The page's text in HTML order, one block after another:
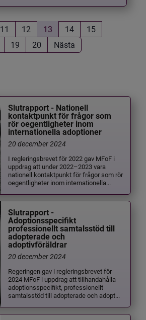
11 12 13 14
15
19 20 Nästa
Slutrapport - Nationell
kontaktpunkt för frågor som
rör oegentligheter inom
internationella adoptioner
20 december 2024
I regleringsbrevet för 2022 gav MFoF i
uppdrag att under 2022–2023 vara
nationell kontaktpunkt för frågor som rör
oegentligheter inom internationella...
Slutrapport -
Adoptionsspecifikt
professionellt samtalsstöd till
adopterade och
adoptivföräldrar
20 december 2024
Regeringen gav i regleringsbrevet för
2024 MFoF i uppdrag att tillhandahålla
adoptionsspecifikt, professionellt
samtalsstöd till adopterade och adopt...